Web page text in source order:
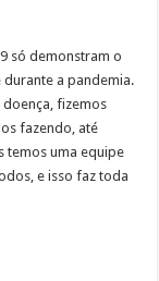
só demonstram o
a pandemia.
fizemos
fazendo, até
temos uma equipe
e isso faz toda